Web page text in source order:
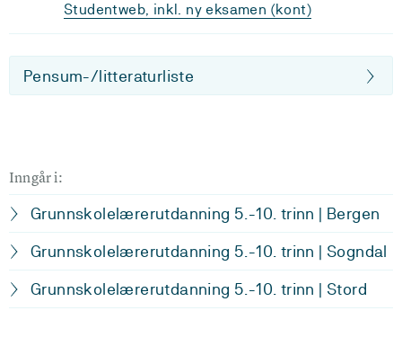
Studentweb, inkl. ny eksamen (kont)
Pensum-/litteraturliste
Inngår i:
Grunnskolelærerutdanning 5.-10. trinn | Bergen
Grunnskolelærerutdanning 5.-10. trinn | Sogndal
Grunnskolelærerutdanning 5.-10. trinn | Stord